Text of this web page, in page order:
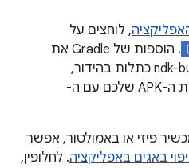
, לוחצים על
. הוספות של Gradle את
תהליך ה-CMake או ndk-build כתלות בהידור,
בבנייה לארוז את ספריית ה-APK שלכם עם ה-
פיזי או באמולטור, אפשר
באגים באפליקציה. לחלופין,